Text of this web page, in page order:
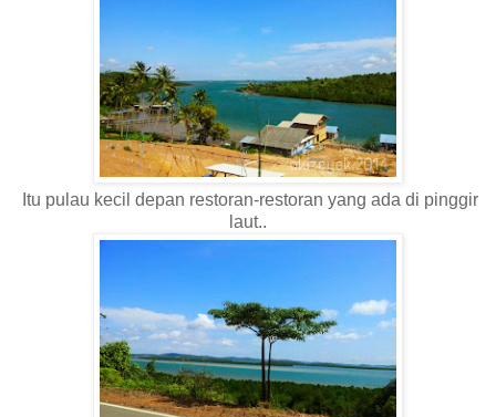
Itu pulau kecil depan restoran-restoran yang ada di pinggir
laut..